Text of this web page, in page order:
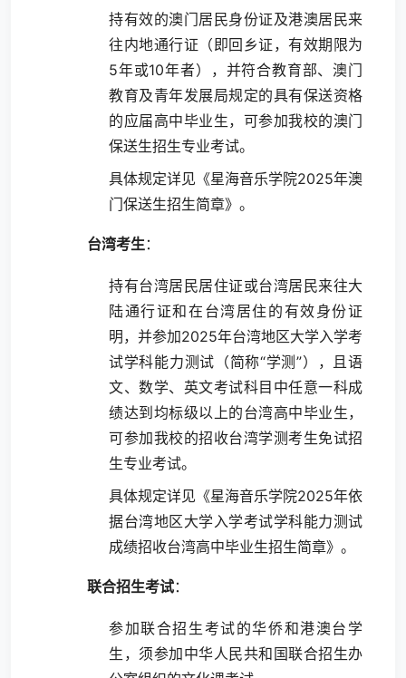
持有效的澳门居民身份证及港澳居民来
往内地通行证（即回乡证，有效期限为
5年或10年者），并符合教育部、澳门
教育及青年发展局规定的具有保送资格
的应届高中毕业生，可参加我校的澳门
保送生招生专业考试。
具体规定详见《星海音乐学院2025年澳
门保送生招生简章》。
台湾考生：
持有台湾居民居住证或台湾居民来往大
陆通行证和在台湾居住的有效身份证
明，并参加2025年台湾地区大学入学考
试学科能力测试（简称“学测”），且语
文、数学、英文考试科目中任意一科成
绩达到均标级以上的台湾高中毕业生，
可参加我校的招收台湾学测考生免试招
生专业考试。
具体规定详见《星海音乐学院2025年依
据台湾地区大学入学考试学科能力测试
成绩招收台湾高中毕业生招生简章》。
联合招生考试：
参加联合招生考试的华侨和港澳台学
生，须参加中华人民共和国联合招生办